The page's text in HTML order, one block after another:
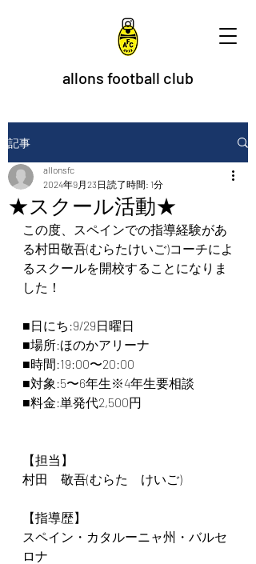
allons football club
記事
★スクール活動★
allonsfc
2024年9月23日 読了時間: 1分
この度、スペインでの指導経験があ
る村田敬吾(むらたけいご)コーチによ
るスクールを開校することになりま
した！
■日にち:9/29日曜日
■場所:ほのかアリーナ
■時間:19:00〜20:00
■対象:5〜6年生※4年生要相談
■料金:単発代2,500円
【担当】
村田　敬吾(むらた　けいご)
【指導歴】
スペイン・カタルーニャ州・バルセ
ロナ